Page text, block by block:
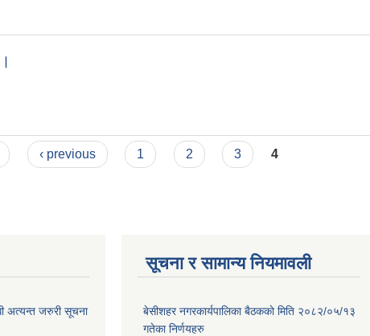
‹ previous 1 2 3 4
अत्यन्त जरुरी सूचना
सूचना र सामान्य नियमावली
बे‍‍सीशहर नगरकार्यपालिका बैठककाे मिति २०८२/०५/१३
गतेका निर्णयहरु